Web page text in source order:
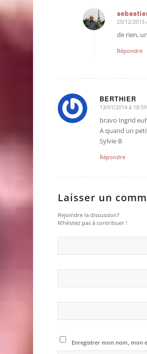
dit
25/12/2013
de rien,
Répondre
BERTHIER
dit
:
13/01/2014 à 18:59
bravo Ingrid
A quand un
Sylvie B
Répondre
Laisser un
Rejoindre la discussion?
N’hésitez pas à contribuer !
Enregistrer mon nom, mon